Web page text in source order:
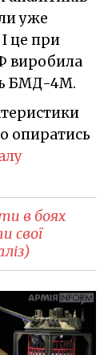
уже
це при
виробила
БМД-4М.
опиратись
в боях
свої